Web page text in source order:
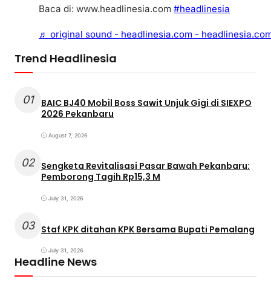
Baca di: www.headlinesia.com #headlinesia
♬ original sound - headlinesia.com -
Trend Headlinesia
01
BAIC BJ40 Mobil Boss Sawit Unjuk Gigi di SIEXPO
2026 Pekanbaru
August 7, 2026
02 Sengketa Revitalisasi Pasar Bawah Pekanbaru:
Pemborong Tagih Rp15,3 M
July 31, 2026
03 Staf KPK ditahan KPK Bersama Bupati Pemalang
July 31, 2026
Headline News